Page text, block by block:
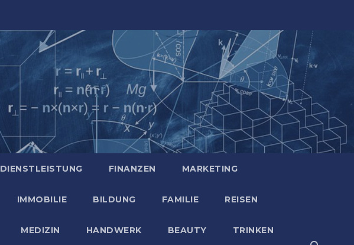
DIENSTLEISTUNG FINANZEN MARKETING
IMMOBILIE BILDUNG FAMILIE REISEN
MEDIZIN HANDWERK BEAUTY TRINKEN